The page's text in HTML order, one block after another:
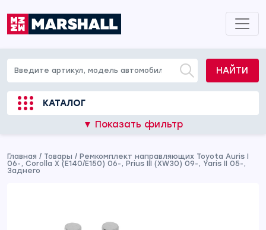
НАЙТИ
КАТАЛОГ
▼ Показать фильтр
Главная / Товары / Ремкомплект направляющих Toyota Auris I
06-, Corolla X (E140/E150) 06-, Prius III (XW30) 09-, Yaris II 05-,
Заднего